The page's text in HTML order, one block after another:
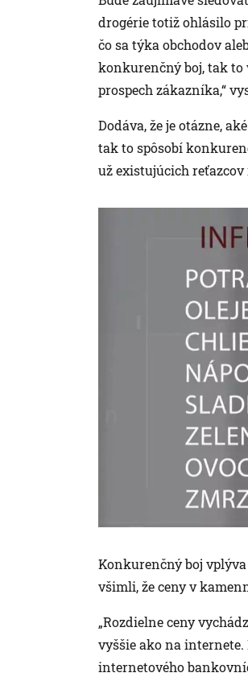
drogérie totiž ohlásilo
čo sa týka obchodov
konkurenčný boj, tak to
prospech zákazníka,“
Dodáva, že je otázne,
tak to spôsobí
už existujúcich
Konkurenčný boj
všimli, že ceny v
„Rozdielne ceny
vyššie ako na
internetového